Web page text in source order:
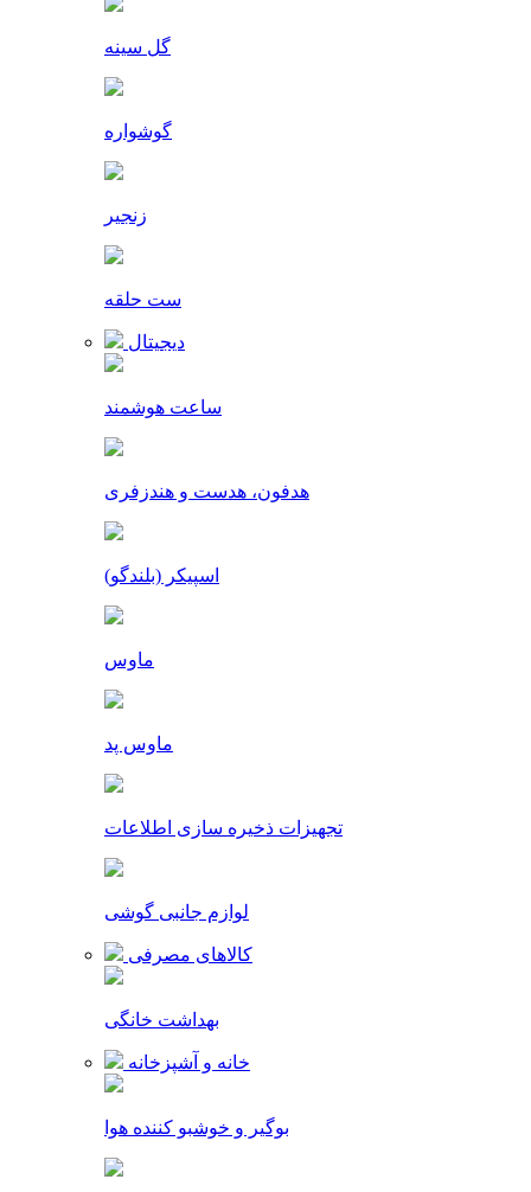
گل سینه
گوشواره
زنجیر
ست حلقه
دیجیتال
ساعت هوشمند
هدفون، هدست و هندزفری
اسپیکر (بلندگو)
ماوس
ماوس پد
تجهیزات ذخیره سازی اطلاعات
لوازم جانبی گوشی
کالاهای مصرفی
بهداشت خانگی
خانه و آشپزخانه
بوگیر و خوشبو کننده هوا